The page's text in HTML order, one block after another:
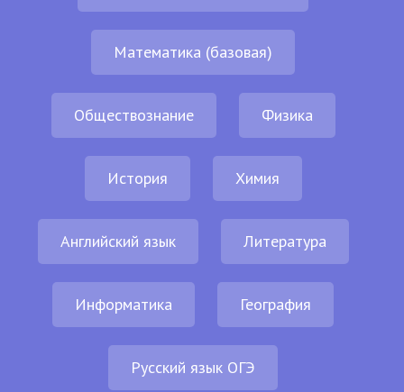
Математика (базовая)
Обществознание Физика
История Химия
Английский язык Литература
Информатика География
Русский язык ОГЭ